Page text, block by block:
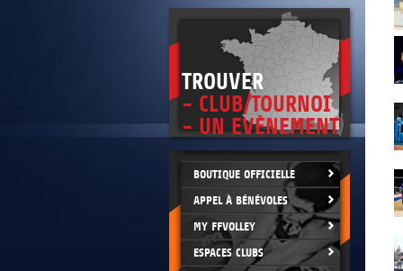
TROUVER
- CLUB/TOURNOI
- UN EVÈNEMENT
BOUTIQUE OFFICIELLE
APPEL À BÉNÉVOLES
MY FFVOLLEY
ESPACES CLUBS